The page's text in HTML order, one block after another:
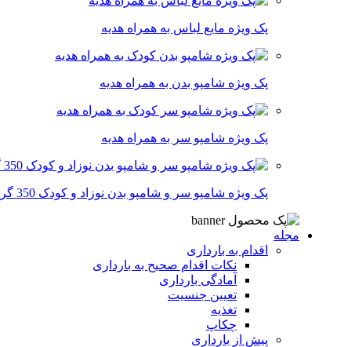
پک ویژه مایع لباس به همراه هدیه
پک ویژه شامپو بدن به همراه هدیه
پک ویژه شامپو سر به همراه هدیه
پک ویژه شامپو سر و شامپو بدن نوزاد و کودک 350 گرمی
مجله
اقدام به بارداری
نکات اقدام صحیح به بارداری
آمادگی بارداری
تعیین جنسیت
تغذیه
چکاپ
پیش از بارداری